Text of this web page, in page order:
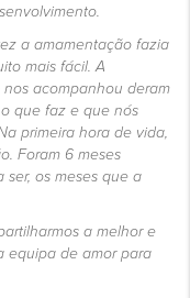
a amamentação fazia
mais fácil. A
acompanhou deram
que faz e que nós
primeira hora de vida,
Foram 6 meses
os meses que a
a melhor e
equipa de amor para